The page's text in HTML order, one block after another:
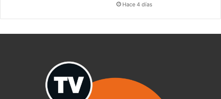
Hace 4 días